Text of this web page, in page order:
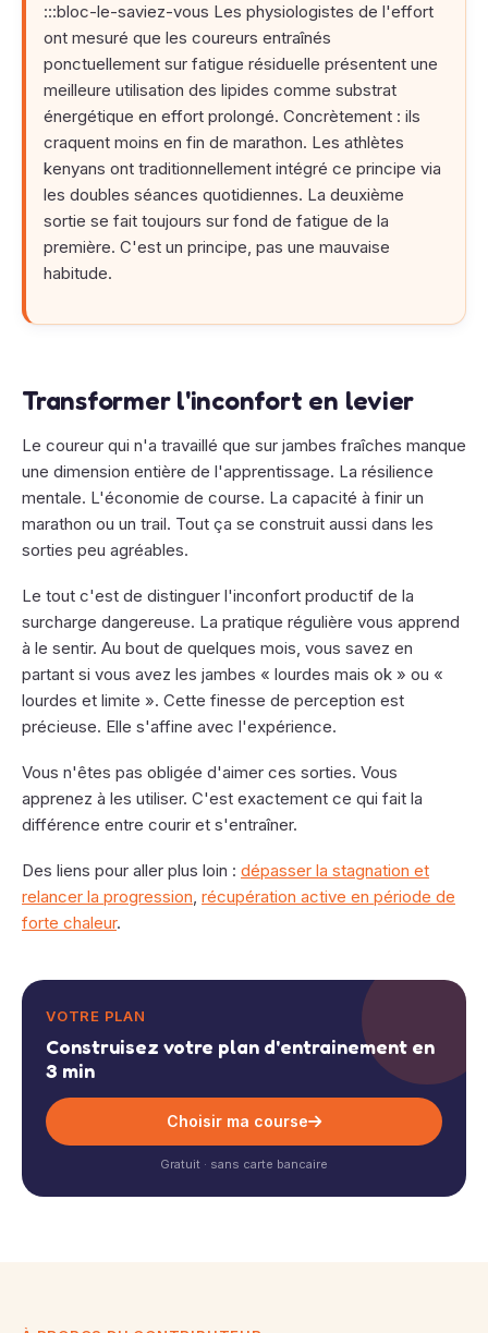
:::bloc-le-saviez-vous Les physiologistes de l'effort
ont mesuré que les coureurs entraînés
ponctuellement sur fatigue résiduelle présentent une
meilleure utilisation des lipides comme substrat
énergétique en effort prolongé. Concrètement : ils
craquent moins en fin de marathon. Les athlètes
kenyans ont traditionnellement intégré ce principe via
les doubles séances quotidiennes. La deuxième
sortie se fait toujours sur fond de fatigue de la
première. C'est un principe, pas une mauvaise
habitude.
Transformer l'inconfort en levier
Le coureur qui n'a travaillé que sur jambes fraîches manque
une dimension entière de l'apprentissage. La résilience
mentale. L'économie de course. La capacité à finir un
marathon ou un trail. Tout ça se construit aussi dans les
sorties peu agréables.
Le tout c'est de distinguer l'inconfort productif de la
surcharge dangereuse. La pratique régulière vous apprend
à le sentir. Au bout de quelques mois, vous savez en
partant si vous avez les jambes « lourdes mais ok » ou «
lourdes et limite ». Cette finesse de perception est
précieuse. Elle s'affine avec l'expérience.
Vous n'êtes pas obligée d'aimer ces sorties. Vous
apprenez à les utiliser. C'est exactement ce qui fait la
différence entre courir et s'entraîner.
Des liens pour aller plus loin : dépasser la stagnation et
relancer la progression, récupération active en période de
forte chaleur.
VOTRE PLAN
Construisez votre plan d'entrainement en
3 min
Choisir ma course
Gratuit · sans carte bancaire